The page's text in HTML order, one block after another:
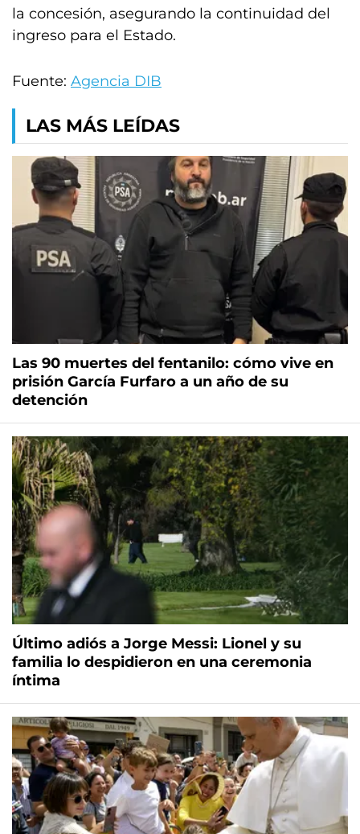
la concesión, asegurando la continuidad del
ingreso para el Estado.
Fuente: Agencia DIB
LAS MÁS LEÍDAS
Las 90 muertes del fentanilo: cómo vive en
prisión García Furfaro a un año de su
detención
Último adiós a Jorge Messi: Lionel y su
familia lo despidieron en una ceremonia
íntima